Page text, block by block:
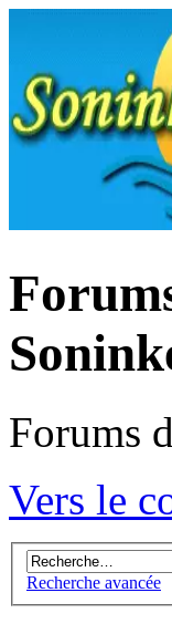
Forums
Vers le
Recherche avancée